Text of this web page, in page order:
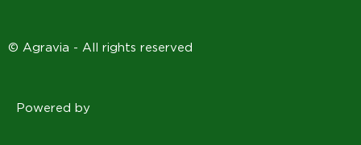
© Agravia - All rights reserved
Powered by